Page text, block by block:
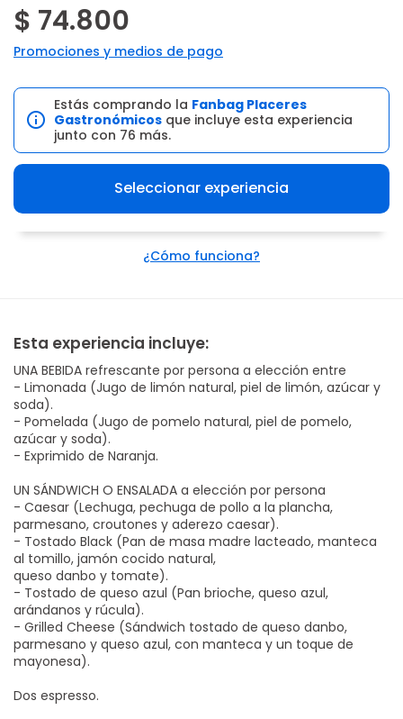
$ 74.800
Promociones y medios de pago
Estás comprando la Fanbag Placeres
Gastronómicos que incluye esta experiencia
junto con 76 más.
Seleccionar experiencia
¿Cómo funciona?
Esta experiencia incluye:
UNA BEBIDA refrescante por persona a elección entre
- Limonada (Jugo de limón natural, piel de limón, azúcar y
soda).
- Pomelada (Jugo de pomelo natural, piel de pomelo,
azúcar y soda).
- Exprimido de Naranja.
UN SÁNDWICH O ENSALADA a elección por persona
- Caesar (Lechuga, pechuga de pollo a la plancha,
parmesano, croutones y aderezo caesar).
- Tostado Black (Pan de masa madre lacteado, manteca
al tomillo, jamón cocido natural,
queso danbo y tomate).
- Tostado de queso azul (Pan brioche, queso azul,
arándanos y rúcula).
- Grilled Cheese (Sándwich tostado de queso danbo,
parmesano y queso azul, con manteca y un toque de
mayonesa).
Dos espresso.